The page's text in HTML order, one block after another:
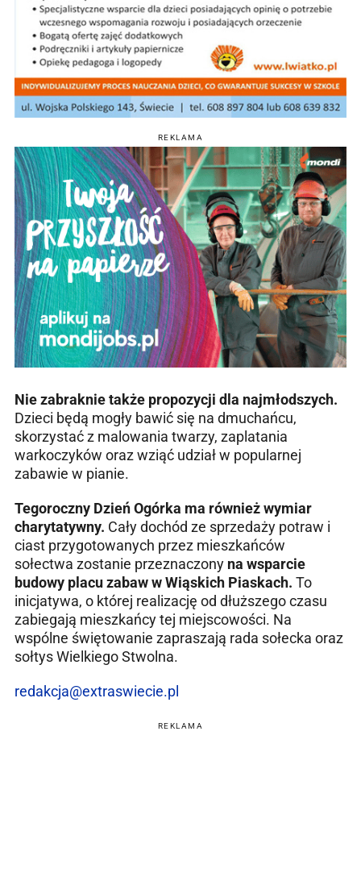
REKLAMA
Nie zabraknie także propozycji dla najmłodszych.
Dzieci będą mogły bawić się na dmuchańcu,
skorzystać z malowania twarzy, zaplatania
warkoczyków oraz wziąć udział w popularnej
zabawie w pianie.
Tegoroczny Dzień Ogórka ma również wymiar
charytatywny. Cały dochód ze sprzedaży potraw i
ciast przygotowanych przez mieszkańców
sołectwa zostanie przeznaczony na wsparcie
budowy placu zabaw w Wiąskich Piaskach. To
inicjatywa, o której realizację od dłuższego czasu
zabiegają mieszkańcy tej miejscowości. Na
wspólne świętowanie zapraszają rada sołecka oraz
sołtys Wielkiego Stwolna.
redakcja@extraswiecie.pl
REKLAMA